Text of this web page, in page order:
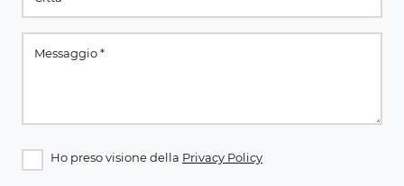
Ho preso visione della Privacy Policy